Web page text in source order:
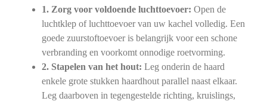
1. Zorg voor voldoende luchttoevoer: Open de
luchtklep of luchttoevoer van uw kachel volledig. Een
goede zuurstoftoevoer is belangrijk voor een schone
verbranding en voorkomt onnodige roetvorming.
2. Stapelen van het hout: Leg onderin de haard
enkele grote stukken haardhout parallel naast elkaar.
Leg daarboven in tegengestelde richting, kruislings,